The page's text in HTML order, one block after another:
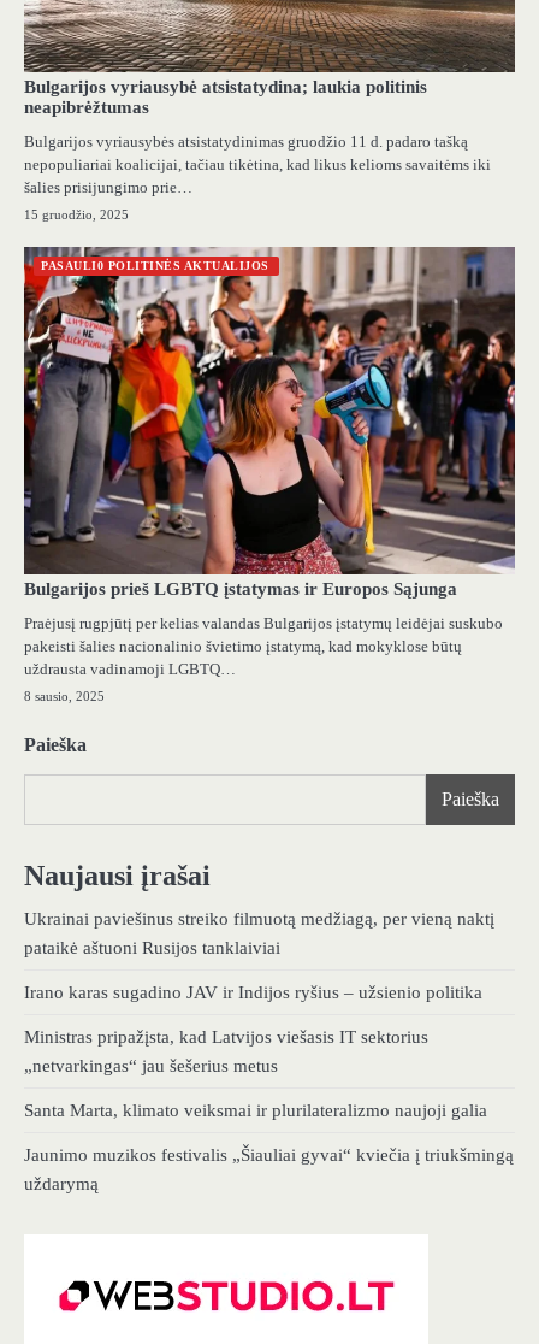
Bulgarijos vyriausybė atsistatydina; laukia politinis
neapibrėžtumas
Bulgarijos vyriausybės atsistatydinimas gruodžio 11 d. padaro tašką
nepopuliariai koalicijai, tačiau tikėtina, kad likus kelioms savaitėms iki
šalies prisijungimo prie…
15 gruodžio, 2025
PASAULI0 POLITINĖS AKTUALIJOS
Bulgarijos prieš LGBTQ įstatymas ir Europos Sąjunga
Praėjusį rugpjūtį per kelias valandas Bulgarijos įstatymų leidėjai suskubo
pakeisti šalies nacionalinio švietimo įstatymą, kad mokyklose būtų
uždrausta vadinamoji LGBTQ…
8 sausio, 2025
Paieška
Paieška
Naujausi įrašai
Ukrainai paviešinus streiko filmuotą medžiagą, per vieną naktį
pataikė aštuoni Rusijos tanklaiviai
Irano karas sugadino JAV ir Indijos ryšius – užsienio politika
Ministras pripažįsta, kad Latvijos viešasis IT sektorius
„netvarkingas“ jau šešerius metus
Santa Marta, klimato veiksmai ir plurilateralizmo naujoji galia
Jaunimo muzikos festivalis „Šiauliai gyvai“ kviečia į triukšmingą
uždarymą